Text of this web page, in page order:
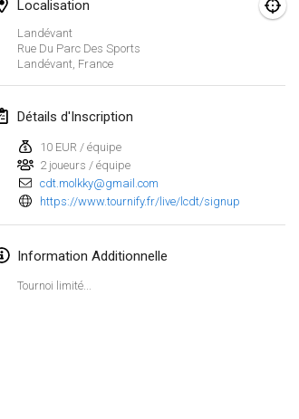
Localisation
Landévant
Rue Du Parc Des Sports
Landévant, France
Détails d'Inscription
10 EUR / équipe
2 joueurs / équipe
cdt.molkky@gmail.com
https://www.tournify.fr/live/lcdt/signup
Information Additionnelle
Tournoi limité...
21 janv. 2024
SingeliDuppeli
27 janv. 2024|Finlande
février 2024
2 févr. 2024|États-Unis